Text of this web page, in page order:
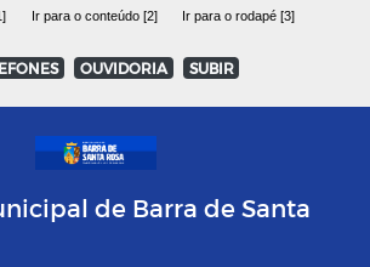
Ir para o conteúdo [2] Ir para o rodapé [3]
OUVIDORIA SUBIR
de Barra de Santa